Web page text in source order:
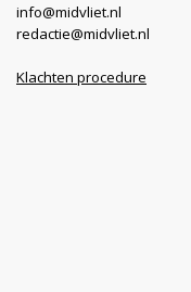
info@midvliet.nl
redactie@midvliet.nl
Klachten procedure